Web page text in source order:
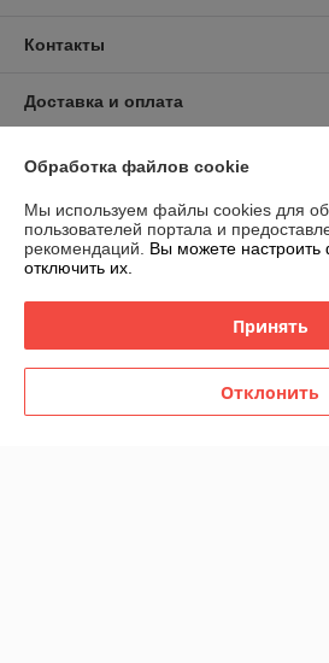
Контакты
Доставка и оплата
График работы
Полная версия сайта
Политика обработки cookies
Сайт создан на платформе Deal.by
Обработка файлов cookie
Мы используем файлы cookies для
пользователей портала и
рекомендаций. Вы можете
отключить их.
Принять
Отклонить